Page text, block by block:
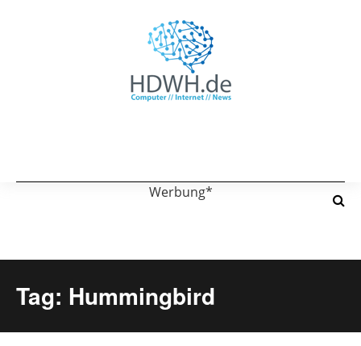
Werbung*
Tag: Hummingbird